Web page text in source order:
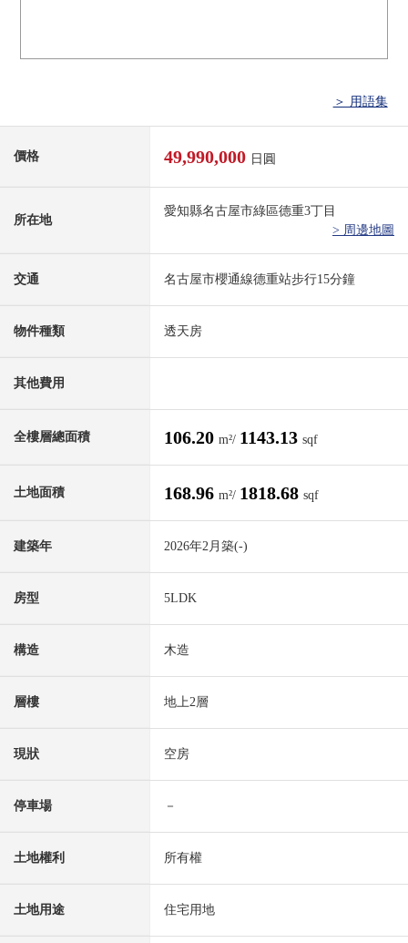
＞ 用語集
價格 49,990,000 日圓
所在地
愛知縣名古屋市綠區德重3丁目
> 周邊地圖
交通 名古屋市櫻通線德重站步行15分鐘
物件種類 透天房
其他費用
全樓層總面積 106.20 m²/ 1143.13 sqf
土地面積 168.96 m²/ 1818.68 sqf
建築年 2026年2月築(-)
房型 5LDK
構造 木造
層樓 地上2層
現狀 空房
停車場 －
土地權利 所有權
土地用途 住宅用地